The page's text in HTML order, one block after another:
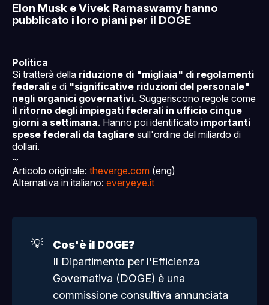
Elon Musk e Vivek Ramaswamy hanno
pubblicato i loro piani per il DOGE
Politica
Si tratterà della riduzione di "migliaia" di regolamenti
federali e di "significative riduzioni del personale"
negli organici governativi. Suggeriscono regole come
il ritorno degli impiegati federali in ufficio cinque
giorni a settimana. Hanno poi identificato importanti
spese federali da tagliare sull'ordine del miliardo di
dollari.
~
Articolo originale: theverge.com (eng)
Alternativa in italiano: everyeye.it
💡
Cos'è il DOGE?
Il Dipartimento per l'Efficienza
Governativa (DOGE) è una
commissione consultiva annunciata